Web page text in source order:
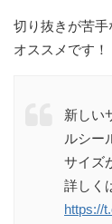
切り抜きが苦
オススメです！
新しい
ルシー
サイズ
詳しく
https://